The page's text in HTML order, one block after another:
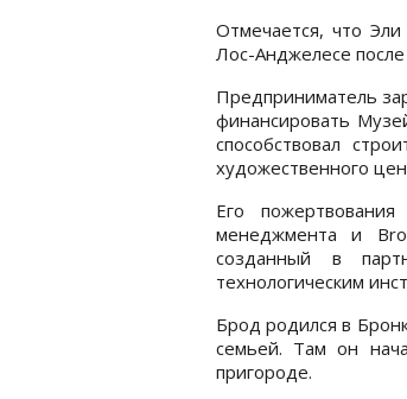
Отмечается, что
Лос-Анджелесе
Предприниматель
финансировать
способствовал
художественного
Его
менеджмента и
созданный в
технологическим
Брод родился в
семьей. Там он
пригороде.